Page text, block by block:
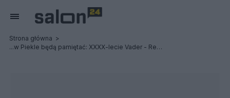
Strona główna
...w Piekle będą pamiętać: XXXX-lecie Vader - Relacja